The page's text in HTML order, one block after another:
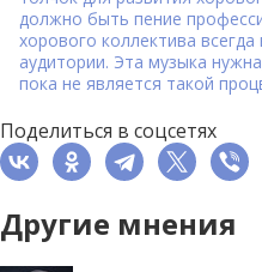
должно быть пение
хорового коллектива
аудитории. Эта музыка
пока не является такой
Поделиться в соцсетях
Другие мнения